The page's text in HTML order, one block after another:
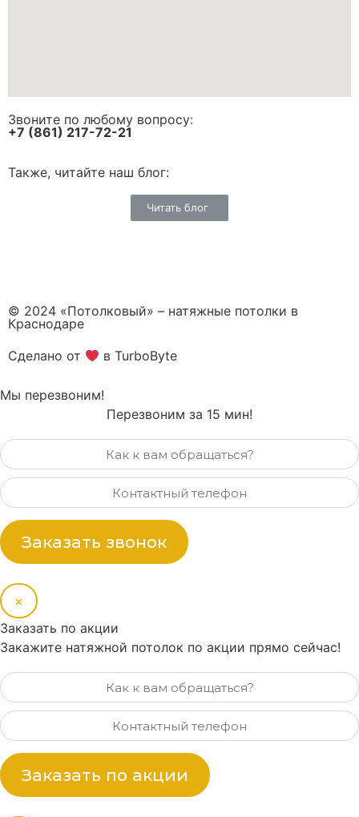
Звоните по любому вопросу:
+7 (861) 217-72-21
Также, читайте наш блог:
Читать блог
© 2024 «Потолковый» – натяжные потолки в
Краснодаре
Сделано от
в TurboByte
Мы перезвоним!
Перезвоним за 15 мин!
Заказать звонок
×
Заказать по акции
Закажите натяжной потолок по акции прямо сейчас!
Заказать по акции